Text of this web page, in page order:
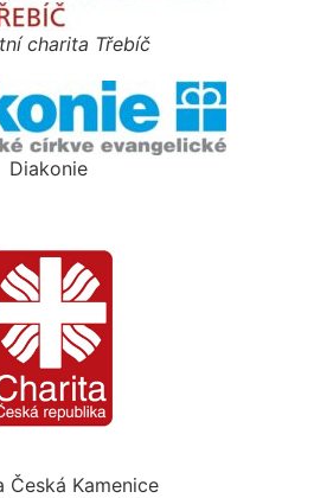
charita Třebíč
Diakonie
Česká Kamenice